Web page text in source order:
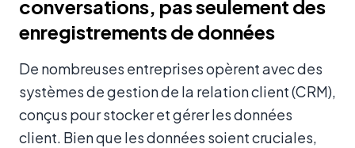
conversations, pas seulement des
enregistrements de données
De nombreuses entreprises opèrent avec des
systèmes de gestion de la relation client (CRM),
conçus pour stocker et gérer les données
client. Bien que les données soient cruciales,